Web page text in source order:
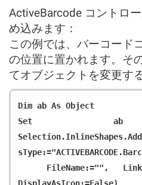
ActiveBarcode コントロ
め込みます：
この例では、バーコード
の位置に置かれます。そ
てオブジェクトを変更す
Dim ab As Object
Set